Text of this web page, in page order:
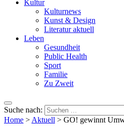
Kultur
Kulturnews
Kunst & Design
Literatur aktuell
Leben
Gesundheit
Public Health
Sport
Familie
Zu Zweit
Suche nach:
Home > Aktuell > GO! gewinnt